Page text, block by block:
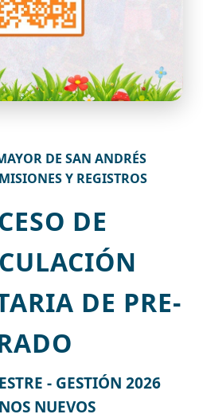
DE SAN ANDRÉS
Y REGISTROS
DE
DE PRE-
- GESTIÓN 2026
NUEVOS